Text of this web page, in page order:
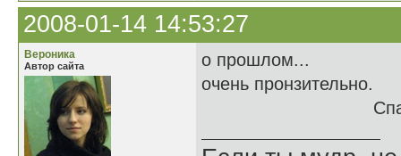
2008-01-14 14:53:27
Вероника
Автор сайта
о прошлом...
очень пронзительно.